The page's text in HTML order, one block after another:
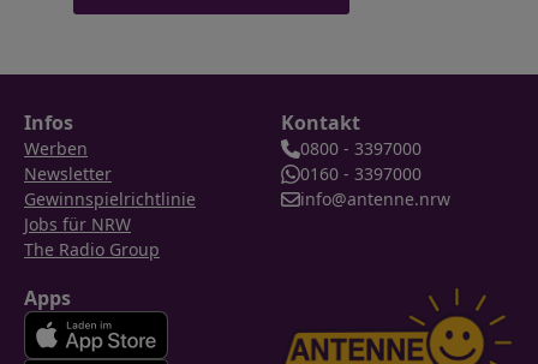
Infos
Werben
Newsletter
Gewinnspielrichtlinie
Jobs für NRW
The Radio Group
Kontakt
0800 - 3397000
0160 - 3397000
info@antenne.nrw
Apps